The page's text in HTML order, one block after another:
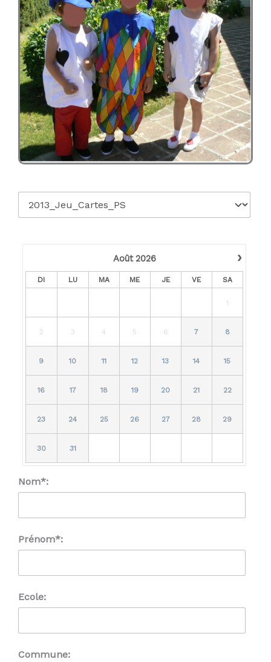
›
Août 2026
DI LU MA ME JE VE SA
1
2 3 4 5 6 7 8
9 10 11 12 13 14 15
16 17 18 19 20 21 22
23 24 25 26 27 28 29
30 31
Nom*:
Prénom*:
Ecole:
Commune: